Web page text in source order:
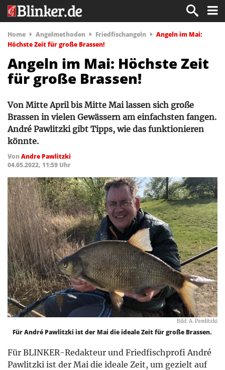
Home Angelmethoden Friedfischangeln
Angeln im Mai:
Höchste Zeit für große Brassen!
Angeln im Mai: Höchste Zeit
für große Brassen!
Von Mitte April bis Mitte Mai lassen sich große
Brassen in vielen Gewässern am einfachsten fangen.
André Pawlitzki gibt Tipps, wie das funktionieren
könnte.
VonAndre Pawlitzki
04.05.2022, 11:59 Uhr
Bild: A. Pawlitzki
Für André Pawlitzki ist der Mai die ideale Zeit für große Brassen.
Für BLINKER-Redakteur und Friedfischprofi André
Pawlitzki ist der Mai die ideale Zeit, um gezielt auf